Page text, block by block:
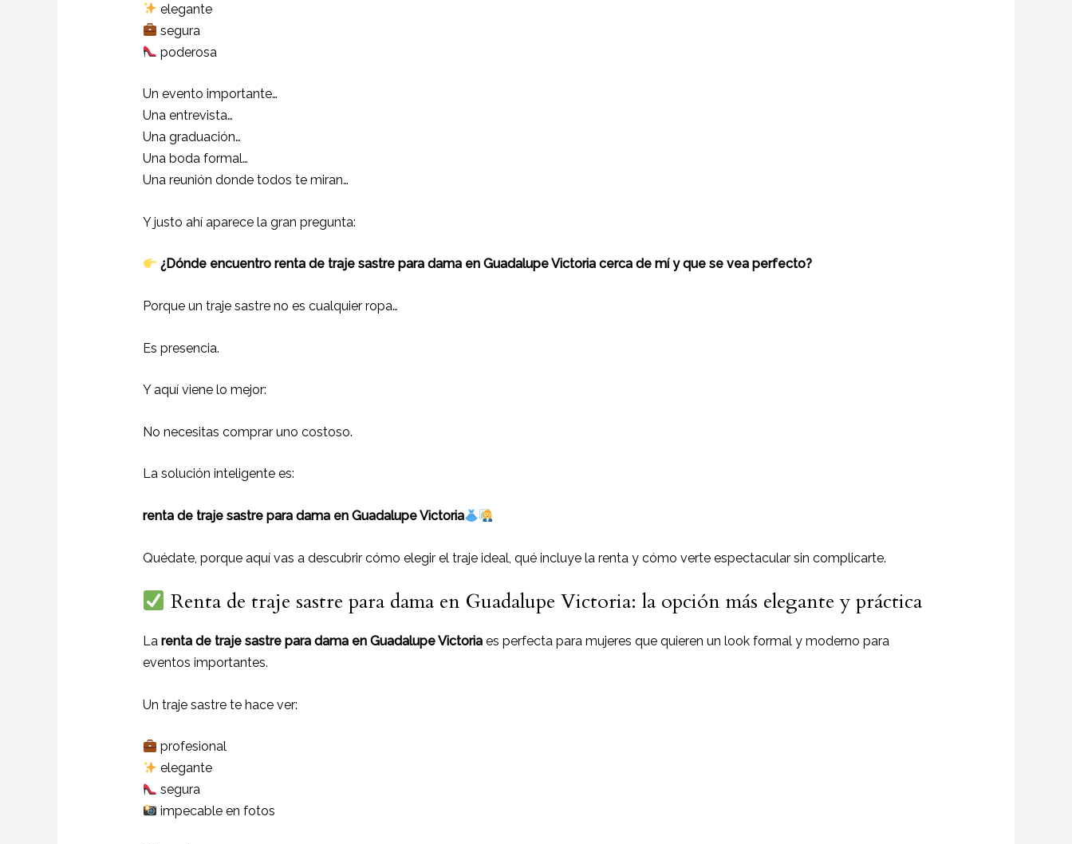
elegante
segura
poderosa
Un evento importante…
Una entrevista…
Una graduación…
Una boda formal…
Una reunión donde todos te miran…
Y justo ahí aparece la gran pregunta:
¿Dónde encuentro renta de traje sastre para dama en Guadalupe Victoria cerca de mí y que se vea perfecto?
Porque un traje sastre no es cualquier ropa…
Es presencia.
Y aquí viene lo mejor:
No necesitas comprar uno costoso.
La solución inteligente es:
renta de traje sastre para dama en Guadalupe Victoria
Quédate, porque aquí vas a descubrir cómo elegir el traje ideal, qué incluye la renta y cómo verte espectacular sin complicarte.
Renta de traje sastre para dama en Guadalupe Victoria: la opción más elegante y práctica
La renta de traje sastre para dama en Guadalupe Victoria es perfecta para mujeres que quieren un look formal y moderno para
eventos importantes.
Un traje sastre te hace ver:
profesional
elegante
segura
impecable en fotos